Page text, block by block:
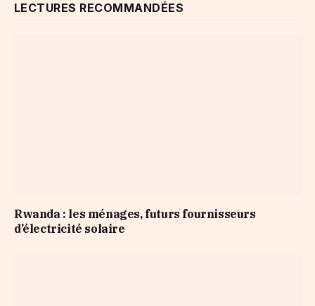
LECTURES RECOMMANDÉES
Rwanda : les ménages, futurs fournisseurs
d’électricité solaire